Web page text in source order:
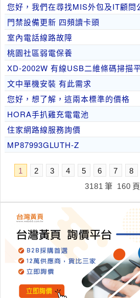
門禁設備更新 四頻讀卡頭
室內電話線路故障
桃園社區弱電保養
文中單機安裝 有此需求
您好，想了解，這兩本標準的價格
HORA手扒雞充電電池
住家網路線服務詢價
MP87993GLUTH-Z
1 2 3 4 5 6 7 8
3181 筆 160 頁